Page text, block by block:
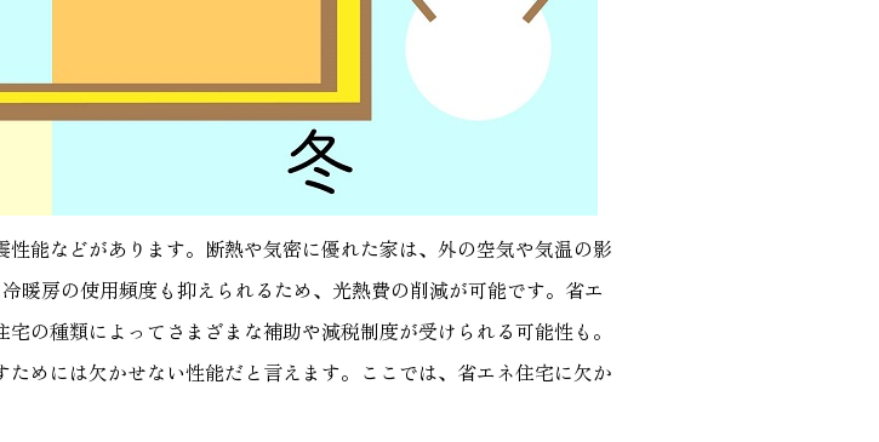
能などがあります。断熱や気密に優れた家は、外の空気や気温の影
暖房の使用頻度も抑えられるため、光熱費の削減が可能です。省エ
の種類によってさまざまな補助や減税制度が受けられる可能性も。
めには欠かせない性能だと言えます。ここでは、省エネ住宅に欠か